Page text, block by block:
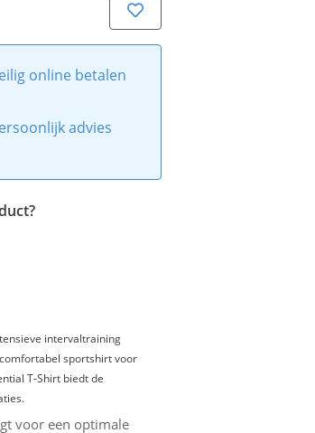
online betalen
advies
intervaltraining
sportshirt voor
T-Shirt biedt de
voor een optimale